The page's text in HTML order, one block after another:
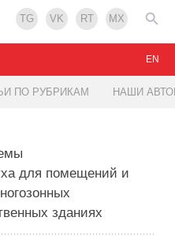
TG VK RT MX
ПО РУБРИКАМ НАШИ
EN
для помещений и
зданиях